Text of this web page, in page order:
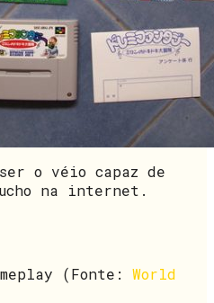
o véio capaz de
na internet.
(Fonte: World